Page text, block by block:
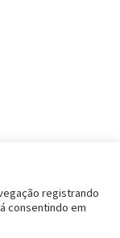
registrando
consentindo em